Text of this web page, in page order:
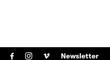
Newsletter